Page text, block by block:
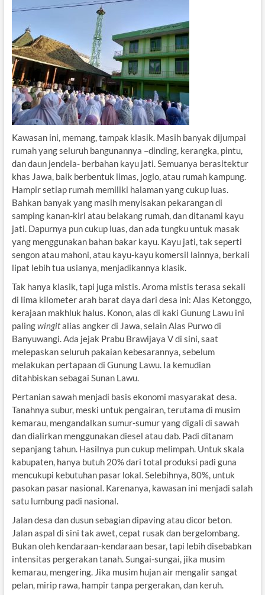
Kawasan ini, memang, tampak klasik. Masih banyak dijumpai
rumah yang seluruh bangunannya –dinding, kerangka, pintu,
dan daun jendela- berbahan kayu jati. Semuanya berasitektur
khas Jawa, baik berbentuk limas, joglo, atau rumah kampung.
Hampir setiap rumah memiliki halaman yang cukup luas.
Bahkan banyak yang masih menyisakan pekarangan di
samping kanan-kiri atau belakang rumah, dan ditanami kayu
jati. Dapurnya pun cukup luas, dan ada tungku untuk masak
yang menggunakan bahan bakar kayu. Kayu jati, tak seperti
sengon atau mahoni, atau kayu-kayu komersil lainnya, berkali
lipat lebih tua usianya, menjadikannya klasik.
Tak hanya klasik, tapi juga mistis. Aroma mistis terasa sekali
di lima kilometer arah barat daya dari desa ini: Alas Ketonggo,
kerajaan makhluk halus. Konon, alas di kaki Gunung Lawu ini
palingwingitalias angker di Jawa, selain Alas Purwo di
Banyuwangi. Ada jejak Prabu Brawijaya V di sini, saat
melepaskan seluruh pakaian kebesarannya, sebelum
melakukan pertapaan di Gunung Lawu. Ia kemudian
ditahbiskan sebagai Sunan Lawu.
Pertanian sawah menjadi basis ekonomi masyarakat desa.
Tanahnya subur, meski untuk pengairan, terutama di musim
kemarau, mengandalkan sumur-sumur yang digali di sawah
dan dialirkan menggunakan diesel atau dab. Padi ditanam
sepanjang tahun. Hasilnya pun cukup melimpah. Untuk skala
kabupaten, hanya butuh 20% dari total produksi padi guna
mencukupi kebutuhan pasar lokal. Selebihnya, 80%, untuk
pasokan pasar nasional. Karenanya, kawasan ini menjadi salah
satu lumbung padi nasional.
Jalan desa dan dusun sebagian dipaving atau dicor beton.
Jalan aspal di sini tak awet, cepat rusak dan bergelombang.
Bukan oleh kendaraan-kendaraan besar, tapi lebih disebabkan
intensitas pergerakan tanah. Sungai-sungai, jika musim
kemarau, mengering. Jika musim hujan air mengalir sangat
pelan, mirip rawa, hampir tanpa pergerakan, dan keruh.